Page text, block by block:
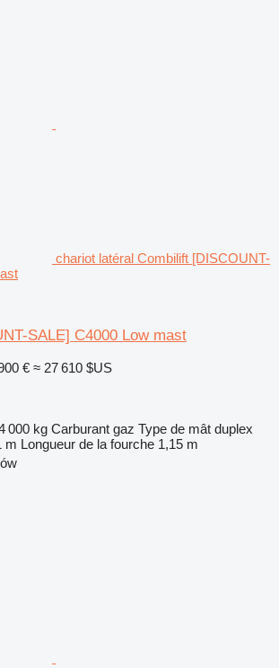
chariot latéral Combilift [DISCOUNT-
SALE] C4000 Low mast
€ ≈ 27 610 $US
000 kg Carburant gaz Type de mât duplex
m Longueur de la fourche 1,15 m